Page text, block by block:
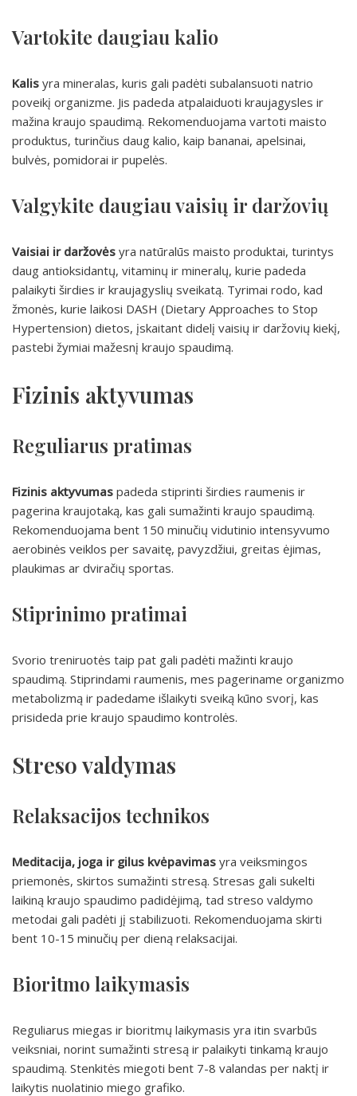
Vartokite daugiau kalio
Kalis yra mineralas, kuris gali padėti subalansuoti natrio
poveikį organizme. Jis padeda atpalaiduoti kraujagysles ir
mažina kraujo spaudimą. Rekomenduojama vartoti maisto
produktus, turinčius daug kalio, kaip bananai, apelsinai,
bulvės, pomidorai ir pupelės.
Valgykite daugiau vaisių ir daržovių
Vaisiai ir daržovės yra natūralūs maisto produktai, turintys
daug antioksidantų, vitaminų ir mineralų, kurie padeda
palaikyti širdies ir kraujagyslių sveikatą. Tyrimai rodo, kad
žmonės, kurie laikosi DASH (Dietary Approaches to Stop
Hypertension) dietos, įskaitant didelį vaisių ir daržovių kiekį,
pastebi žymiai mažesnį kraujo spaudimą.
Fizinis aktyvumas
Reguliarus pratimas
Fizinis aktyvumas padeda stiprinti širdies raumenis ir
pagerina kraujotaką, kas gali sumažinti kraujo spaudimą.
Rekomenduojama bent 150 minučių vidutinio intensyvumo
aerobinės veiklos per savaitę, pavyzdžiui, greitas ėjimas,
plaukimas ar dviračių sportas.
Stiprinimo pratimai
Svorio treniruotės taip pat gali padėti mažinti kraujo
spaudimą. Stiprindami raumenis, mes pageriname organizmo
metabolizmą ir padedame išlaikyti sveiką kūno svorį, kas
prisideda prie kraujo spaudimo kontrolės.
Streso valdymas
Relaksacijos technikos
Meditacija, joga ir gilus kvėpavimas yra veiksmingos
priemonės, skirtos sumažinti stresą. Stresas gali sukelti
laikiną kraujo spaudimo padidėjimą, tad streso valdymo
metodai gali padėti jį stabilizuoti. Rekomenduojama skirti
bent 10-15 minučių per dieną relaksacijai.
Bioritmo laikymasis
Reguliarus miegas ir bioritmų laikymasis yra itin svarbūs
veiksniai, norint sumažinti stresą ir palaikyti tinkamą kraujo
spaudimą. Stenkitės miegoti bent 7-8 valandas per naktį ir
laikytis nuolatinio miego grafiko.